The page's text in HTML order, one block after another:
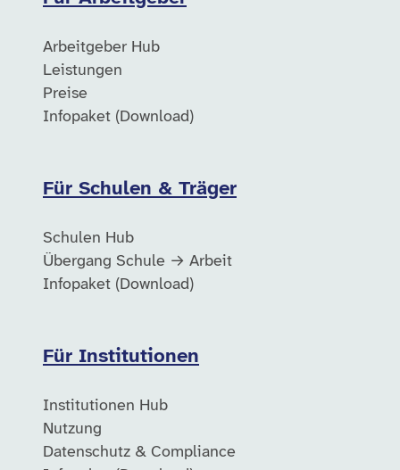
Arbeitgeber Hub
Leistungen
Preise
Infopaket (Download)
Für Schulen & Träger
Schulen Hub
Übergang Schule → Arbeit
Infopaket (Download)
Für Institutionen
Institutionen Hub
Nutzung
Datenschutz & Compliance